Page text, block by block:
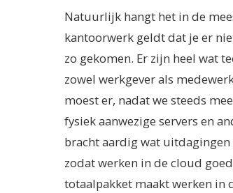
Natuurlijk hangt het in de
kantoorwerk geldt dat je er
zo gekomen. Er zijn heel wat
zowel werkgever als
moest er, nadat we steeds
fysiek aanwezige servers en
bracht aardig wat uitdagingen
zodat werken in de cloud
totaalpakket maakt werken in